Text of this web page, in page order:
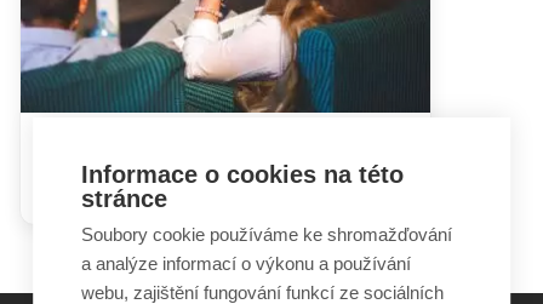
ublížit i prospět
Informace o cookies na této
stránce
Soubory cookie používáme ke shromažďování
a analýze informací o výkonu a používání
webu, zajištění fungování funkcí ze sociálních